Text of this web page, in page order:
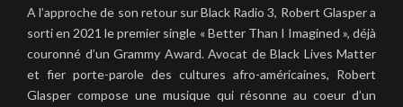
A l’approche de son retour sur Black Radio 3, Robert Glasper a
sorti en 2021 le premier single « Better Than I Imagined », déjà
couronné d’un Grammy Award. Avocat de Black Lives Matter
et fier porte-parole des cultures afro-américaines, Robert
Glasper compose une musique qui résonne au coeur d’un